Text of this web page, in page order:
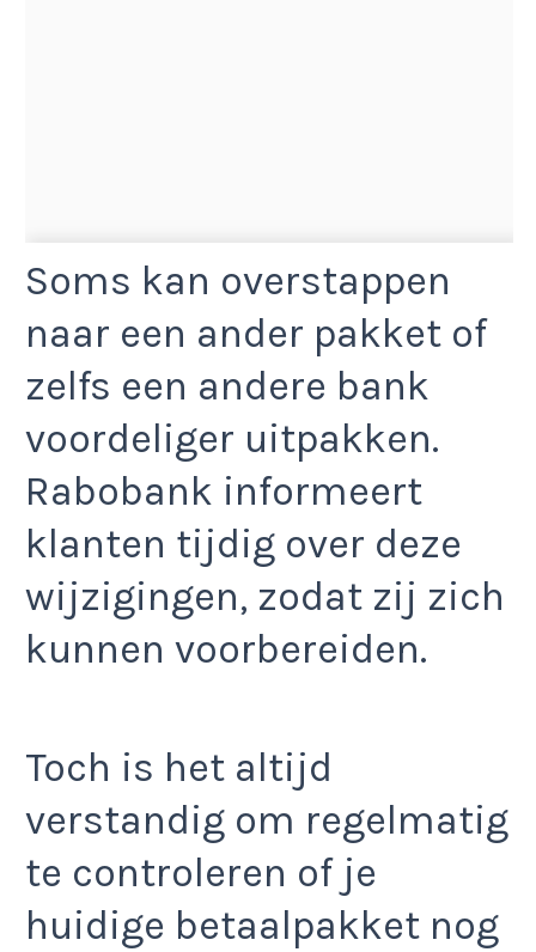
Soms kan overstappen
naar een ander pakket of
zelfs een andere bank
voordeliger uitpakken.
Rabobank informeert
klanten tijdig over deze
wijzigingen, zodat zij zich
kunnen voorbereiden.
Toch is het altijd
verstandig om regelmatig
te controleren of je
huidige betaalpakket nog